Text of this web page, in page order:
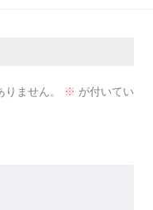
ません。 ※ が付いてい